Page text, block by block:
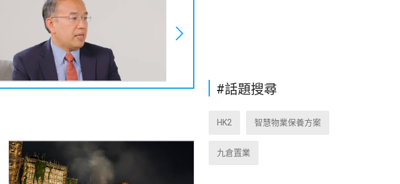
#話題搜尋
HK2 智慧物業保養方案
九倉置業